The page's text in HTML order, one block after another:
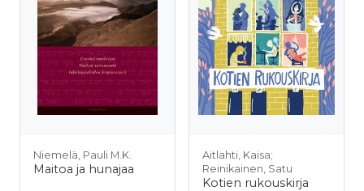
Niemelä, Pauli M.K.
Maitoa ja hunajaa
Aitlahti, Kaisa;
Reinikainen, Satu
Kotien rukouskirja